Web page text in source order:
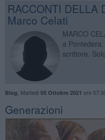
RACCONTI
Marco Celati
MARCO
a
scrittore.
Blog Martedì 05 Ottobre 2021 ore
Generazioni